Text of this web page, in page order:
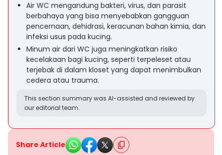
Air WC mengandung bakteri, virus, dan parasit
berbahaya yang bisa menyebabkan gangguan
pencernaan, dehidrasi, keracunan bahan kimia, dan
infeksi usus pada kucing.
Minum air dari WC juga meningkatkan risiko
kecelakaan bagi kucing, seperti terpeleset atau
terjebak di dalam kloset yang dapat menimbulkan
cedera atau trauma.
This section summary was AI-assisted and reviewed by
our editorial team.
Share Article